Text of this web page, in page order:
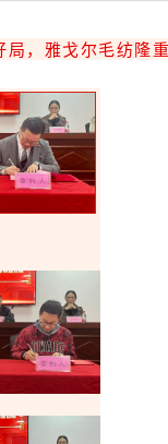
，雅戈尔毛纺隆